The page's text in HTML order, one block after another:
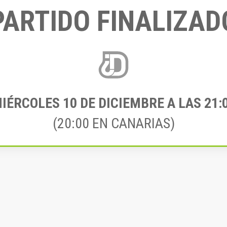
10 DE DICIEMBRE A LAS
(20:00 EN CANARIAS)